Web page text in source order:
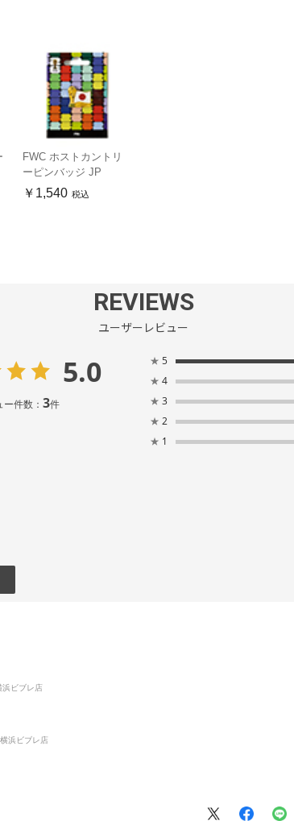
FWC ホストカントリ
ーピンバッジ JP
￥1,540 税込
REVIEWS
ユーザーレビュー
5.0
ー件数： 3件
★ 5
★ 4
★ 3
★ 2
★ 1
浜ビブレ店
横浜ビブレ店